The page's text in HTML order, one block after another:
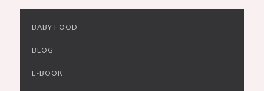
BABY FOOD
BLOG
E-BOOK